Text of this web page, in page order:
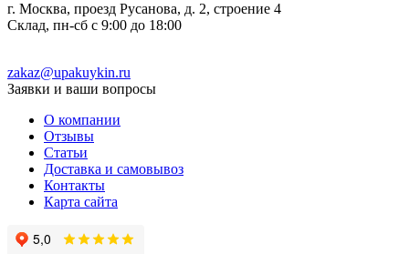
г. Москва, проезд Русанова, д. 2, строение 4
Склад, пн-сб с 9:00 до 18:00
zakaz@upakuykin.ru
Заявки и ваши вопросы
О компании
Отзывы
Статьи
Доставка и самовывоз
Контакты
Карта сайта